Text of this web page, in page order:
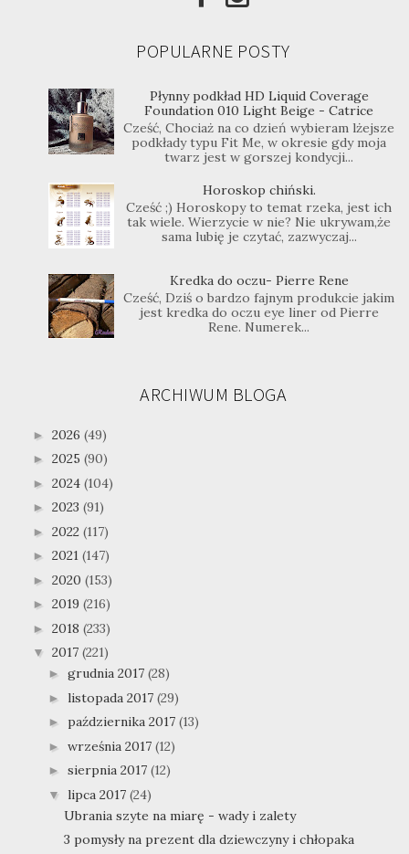
POPULARNE POSTY
Płynny podkład HD Liquid Coverage
Foundation 010 Light Beige - Catrice
Cześć, Chociaż na co dzień wybieram lżejsze
podkłady typu Fit Me, w okresie gdy moja
twarz jest w gorszej kondycji...
Horoskop chiński.
Cześć ;) Horoskopy to temat rzeka, jest ich
tak wiele. Wierzycie w nie? Nie ukrywam,że
sama lubię je czytać, zazwyczaj...
Kredka do oczu- Pierre Rene
Cześć, Dziś o bardzo fajnym produkcie jakim
jest kredka do oczu eye liner od Pierre
Rene. Numerek...
ARCHIWUM BLOGA
► 2026 (49)
► 2025 (90)
► 2024 (104)
► 2023 (91)
► 2022 (117)
► 2021 (147)
► 2020 (153)
► 2019 (216)
► 2018 (233)
▼ 2017 (221)
► grudnia 2017 (28)
► listopada 2017 (29)
► października 2017 (13)
► września 2017 (12)
► sierpnia 2017 (12)
▼ lipca 2017 (24)
Ubrania szyte na miarę - wady i zalety
3 pomysły na prezent dla dziewczyny i chłopaka